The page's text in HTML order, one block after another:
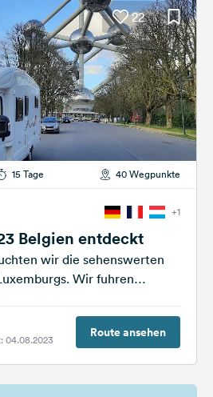
22
15 Tage 40 Wegpunkte
+1
Belgien entdeckt
wir die sehenswerten
Wir fuhren
04.08.2023 Route ansehen